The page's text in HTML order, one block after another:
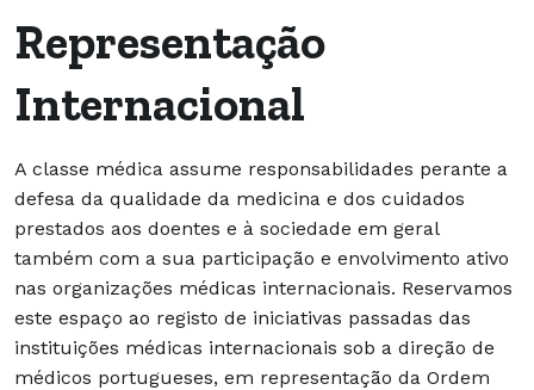
Representação
Internacional
A classe médica assume responsabilidades perante a
defesa da qualidade da medicina e dos cuidados
prestados aos doentes e à sociedade em geral
também com a sua participação e envolvimento ativo
nas organizações médicas internacionais. Reservamos
este espaço ao registo de iniciativas passadas das
instituições médicas internacionais sob a direção de
médicos portugueses, em representação da Ordem